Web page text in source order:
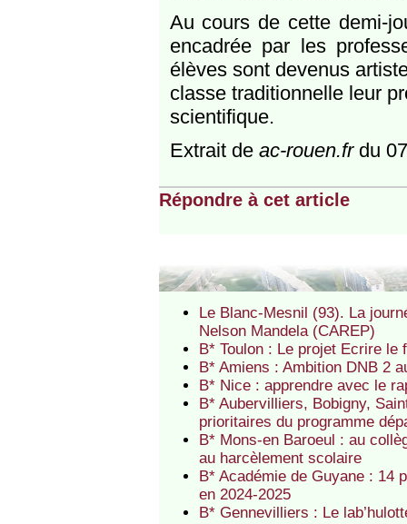
Au cours de cette demi-
encadrée par les
élèves sont devenus
classe traditionnelle leur
scientifique.
Extrait de ac-rouen.frdu
Répondre à cet article
Le Blanc-Mesnil (93). La
Nelson Mandela (CAREP)
B* Toulon : Le projet Ecrire le
B* Amiens : Ambition DNB 2
B* Nice : apprendre avec le
B* Aubervilliers, Bobigny,
prioritaires du programme
B* Mons-en Baroeul : au
au harcèlement scolaire
B* Académie de Guyane : 14
en 2024-2025
B* Gennevilliers : Le